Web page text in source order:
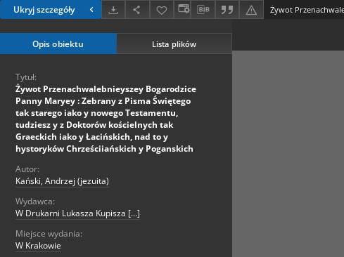
Ukryj szczegóły
Opis obiektu Lista plików
Tytuł:
Żywot Przenachwalebnieyszey Bogarodzice
Panny Maryey : Zebrany z Pisma Świętego
tak starego iako y nowego Testamentu,
tudziesz y z Doktorów kościelnych tak
Graeckich iako y Łacińskich, nad to y
hystoryków Chrześciiańskich y Poganskich
Autor:
Kański, Andrzej (jezuita)
Wydawca:
W Drukarni Lukasza Kupisza [...]
Miejsce wydania:
W Krakowie